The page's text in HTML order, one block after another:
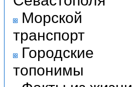
Морской
транспорт
Городские
топонимы